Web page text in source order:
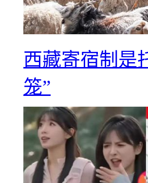
西藏寄宿制是
笼”